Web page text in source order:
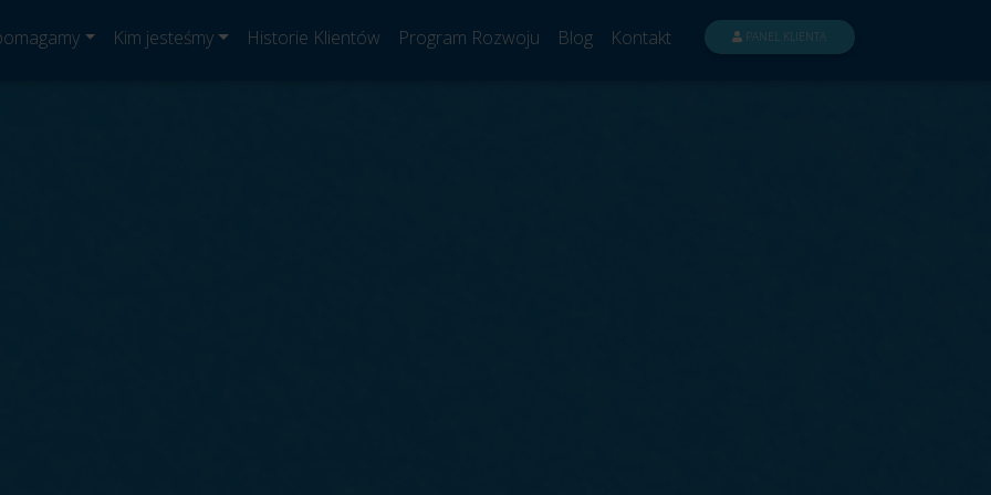
Kim jesteśmy Historie Klientów Program Rozwoju Blog Kontakt PANEL KLIENTA